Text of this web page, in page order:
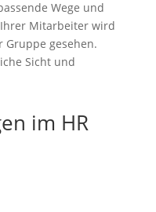
Wege und
Mitarbeiter wird
gesehen.
Sicht und
im HR